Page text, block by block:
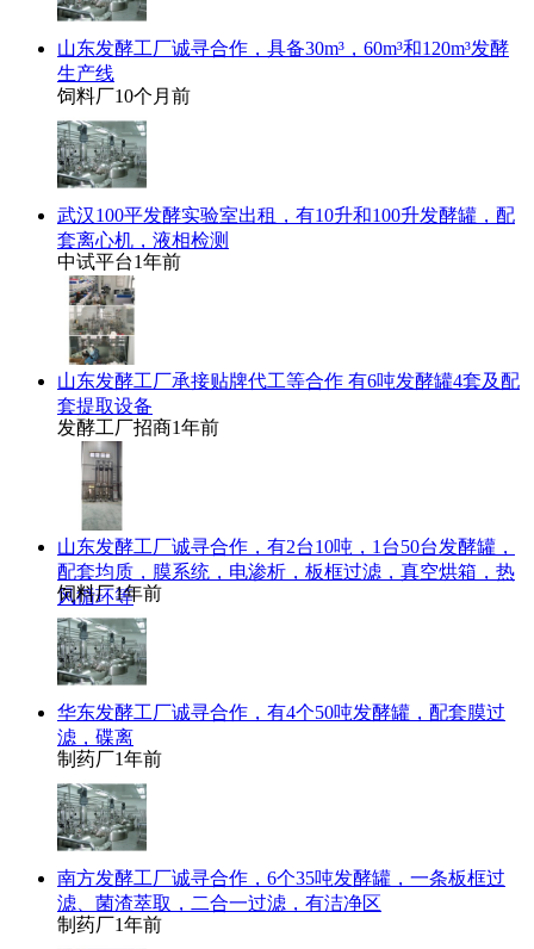
山东发酵工厂诚寻合作，具备30m³，60m³和120m³发酵
生产线
饲料厂10个月前
武汉100平发酵实验室出租，有10升和100升发酵罐，配
套离心机，液相检测
中试平台1年前
山东发酵工厂承接贴牌代工等合作 有6吨发酵罐4套及配
套提取设备
发酵工厂招商1年前
山东发酵工厂诚寻合作，有2台10吨，1台50台发酵罐，
配套均质，膜系统，电渗析，板框过滤，真空烘箱，热
风循环等
饲料厂1年前
华东发酵工厂诚寻合作，有4个50吨发酵罐，配套膜过
滤，碟离
制药厂1年前
南方发酵工厂诚寻合作，6个35吨发酵罐，一条板框过
滤、菌渣萃取，二合一过滤，有洁净区
制药厂1年前